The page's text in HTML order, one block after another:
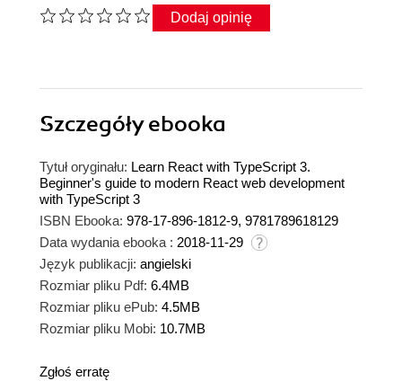
Dodaj opinię
Szczegółyebooka
Tytuł oryginału: Learn React with TypeScript 3.
Beginner's guide to modern React web development
with TypeScript 3
ISBN Ebooka: 978-17-896-1812-9, 9781789618129
Data wydania ebooka : 2018-11-29
Język publikacji: angielski
Rozmiar pliku Pdf: 6.4MB
Rozmiar pliku ePub: 4.5MB
Rozmiar pliku Mobi: 10.7MB
Zgłoś erratę